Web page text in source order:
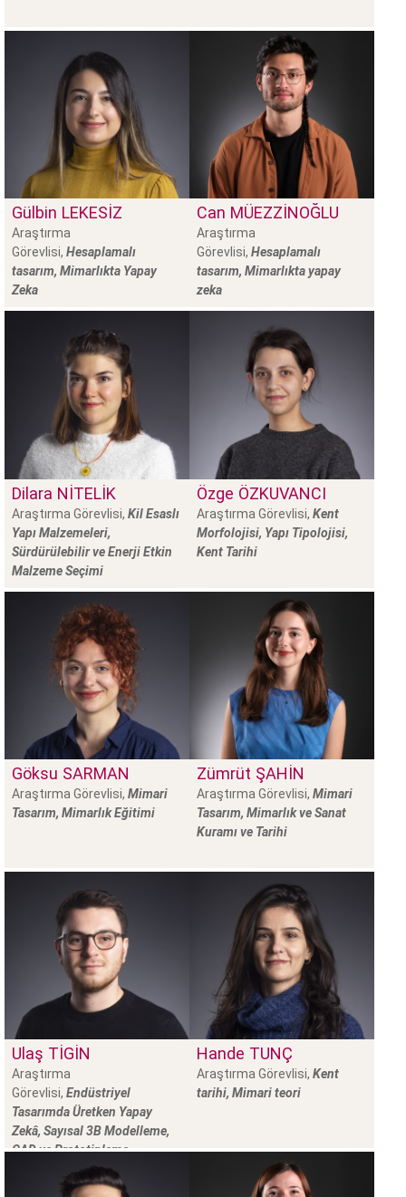
Gülbin LEKESIZ
Araştırma
Görevlisi, Hesaplamalı
tasarım, Mimarlıkta Yapay
Zeka
Can MÜEZZİNOĞLU
Araştırma
Görevlisi, Hesaplamalı
tasarım, Mimarlıkta yapay
zeka
Dilara NITELIK
Araştırma Görevlisi, Kil Esaslı
Yapı Malzemeleri,
Sürdürülebilir ve Enerji Etkin
Malzeme Seçimi
Özge ÖZKUVANCI
Araştırma Görevlisi, Kent
Morfolojisi, Yapı Tipolojisi,
Kent Tarihi
Göksu SARMAN
Araştırma Görevlisi, Mimari
Tasarım, Mimarlık Eğitimi
Zümrüt ŞAHİN
Araştırma Görevlisi, Mimari
Tasarım, Mimarlık ve Sanat
Kuramı ve Tarihi
Ulaş TİGİN
Araştırma
Görevlisi, Endüstriyel
Tasarımda Üretken Yapay
Zekâ, Sayısal 3B Modelleme,
CAD ve Prototipleme
Hande TUNÇ
Araştırma Görevlisi, Kent
tarihi, Mimari teori